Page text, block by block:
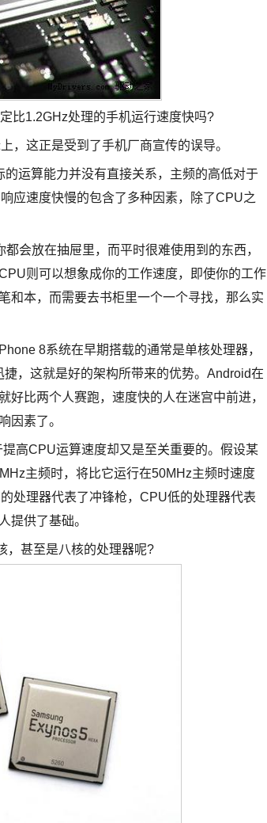
1.2GHz处理的手机运行速度快吗?
这正是受到了手机厂商宣传的误导。
运算能力并没有直接关系，主频的高低对于
应速度快慢的包含了多种因素，除了CPU之
会放在抽屉里，而平时很难使用到的东西，
则可以想象成你的工作速度，即使你的工作
和本，而需要去书柜里一个一个寻找，那么实
8系统在早期搭载的通常是单核处理器，
，这就是好的架构所带来的优势。Android在
比两个人赛跑，速度快的人在迷宫中前进，
因素了。
高CPU运算速度却又是至关重要的。假设某
主频时，将比它运行在50MHz主频时速度
处理器代表了冲锋枪，CPU低的处理器代表
提供了基础。
甚至是八核的处理器呢?